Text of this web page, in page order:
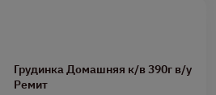
Грудинка Домашняя к/в 390г в/у
Ремит